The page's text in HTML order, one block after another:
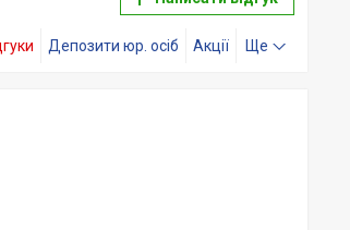
Депозити юр. осіб Акції Ще